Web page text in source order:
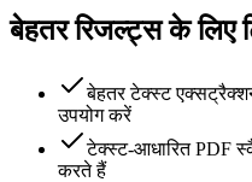
बेहतर रिजल्ट्स के लिए
बेहतर टेक्स्ट
उपयोग करें
टेक्स्ट-आधारित PDF
करते हैं